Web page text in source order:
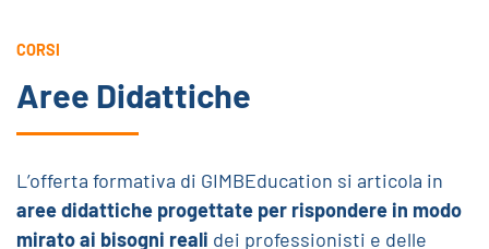
CORSI
Aree Didattiche
L’offerta formativa di GIMBEducation si articola in
aree didattiche progettate per rispondere in modo
mirato ai bisogni reali dei professionisti e delle